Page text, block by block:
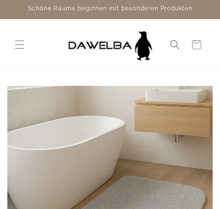
zum
Inhalt
Schöne Räume beginnen mit besonderen Produkten
Warenkorb